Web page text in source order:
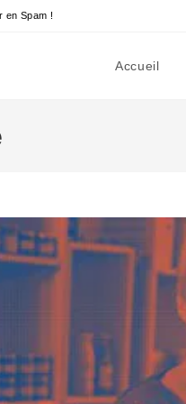
en Spam !
Accueil